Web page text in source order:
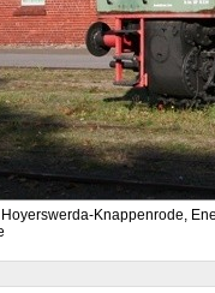
Knappenrode,